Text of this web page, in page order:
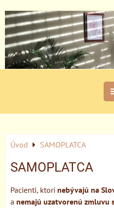
Úvod SAMOPLATCA
SAMOPLATCA
Pacienti, ktorí nebývajú na
a nemajú uzatvorenú zmluvu